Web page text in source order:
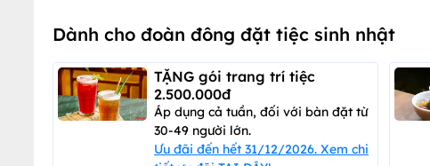
Dành cho đoàn đông đặt tiệc sinh nhật
TẶNG gói trang trí tiệc
2.500.000đ
Áp dụng cả tuần, đối với bàn đặt từ
30-49 người lớn.
Ưu đãi đến hết 31/12/2026. Xem chi